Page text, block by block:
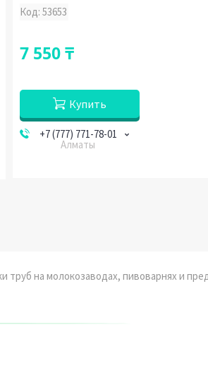
Код:53653
7 550 ₸
Купить
+7 (777) 771-78-01
Алматы
труб на молокозаводах, пивоварнях и